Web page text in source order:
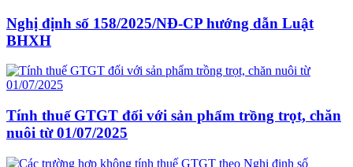
Nghị định số 158/2025/NĐ-CP hướng dẫn Luật
BHXH
Tính thuế GTGT đối với sản phẩm trồng trọt, chăn
nuôi từ 01/07/2025